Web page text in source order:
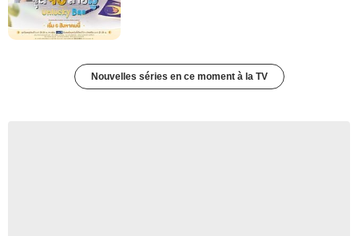
Nouvelles séries en ce moment à la TV